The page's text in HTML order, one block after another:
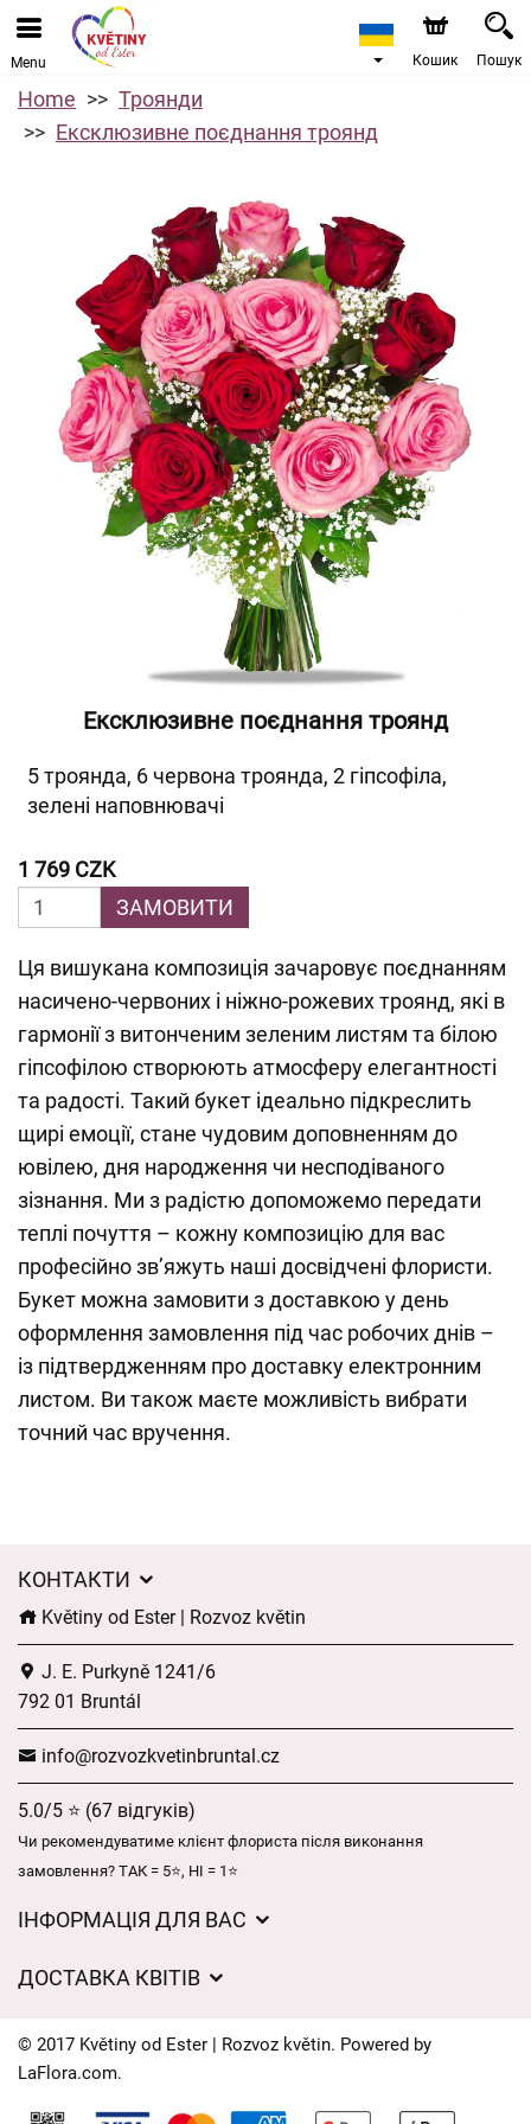
Menu Кошик Пошук
Home
Троянди
Ексклюзивне поєднання троянд
Ексклюзивне поєднання троянд
5 троянда, 6 червона троянда, 2 гіпсофіла,
зелені наповнювачі
1 769 CZK
ЗАМОВИТИ
Ця вишукана композиція зачаровує поєднанням
насичено-червоних і ніжно-рожевих троянд, які в
гармонії з витонченим зеленим листям та білою
гіпсофілою створюють атмосферу елегантності
та радості. Такий букет ідеально підкреслить
щирі емоції, стане чудовим доповненням до
ювілею, дня народження чи несподіваного
зізнання. Ми з радістю допоможемо передати
теплі почуття – кожну композицію для вас
професійно зв’яжуть наші досвідчені флористи.
Букет можна замовити з доставкою у день
оформлення замовлення під час робочих днів –
із підтвердженням про доставку електронним
листом. Ви також маєте можливість вибрати
точний час вручення.
КОНТАКТИ
Květiny od Ester | Rozvoz květin
J. E. Purkyně 1241/6
792 01 Bruntál
info@rozvozkvetinbruntal.cz
5.0/5 ⭐ (67 відгуків)
Чи рекомендуватиме клієнт флориста після виконання
замовлення? ТАК = 5⭐, НІ = 1⭐
ІНФОРМАЦІЯ ДЛЯ ВАС
Захист персональних даних
Час доставки квітів – огляд можливостей
ДОСТАВКА КВІТІВ
Куди ми доставляємо квіти
© 2017 Květiny od Ester | Rozvoz květin. Powered by
LaFlora.com.